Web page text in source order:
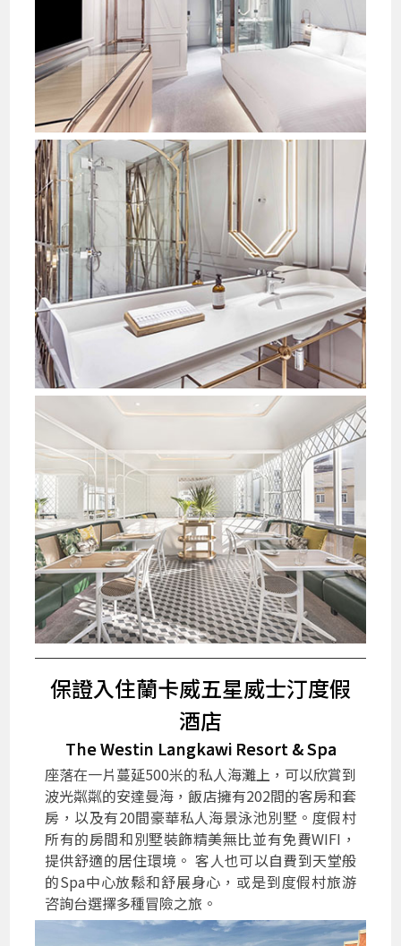
保證入住蘭卡威五星威士汀度假
酒店
The Westin Langkawi Resort & Spa
座落在一片蔓延500米的私人海灘上，可以欣賞到
波光粼粼的安達曼海，飯店擁有202間的客房和套
房，以及有20間豪華私人海景泳池別墅。度假村
所有的房間和別墅裝飾精美無比並有免費WIFI，
提供舒適的居住環境。 客人也可以自費到天堂般
的Spa中心放鬆和舒展身心，或是到度假村旅游
咨詢台選擇多種冒險之旅。